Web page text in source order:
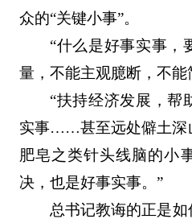
众的“关键小事”。
“什么是好事实事，
量，不能主观臆断，不能
“扶持经济发展，帮
实事……甚至远处僻土深
肥皂之类针头线脑的小
决，也是好事实事。”
总书记教诲的正是